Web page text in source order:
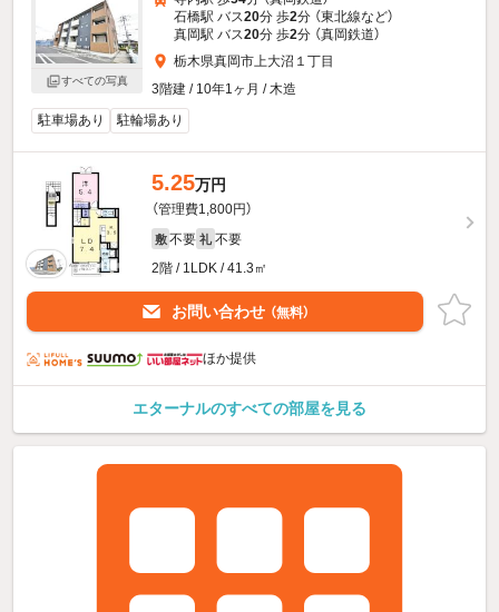
すべての写真
石橋駅 バス20分 歩2分 （東北線など）
真岡駅 バス20分 歩2分 （真岡鉄道）
栃木県真岡市上大沼１丁目
3階建 / 10年1ヶ月 / 木造
駐車場あり
駐輪場あり
5.25万円
（管理費1,800円）
敷 不要 礼 不要
2階 / 1LDK / 41.3㎡
お問い合わせ （無料）
ほか提供
エターナルのすべての部屋を見る